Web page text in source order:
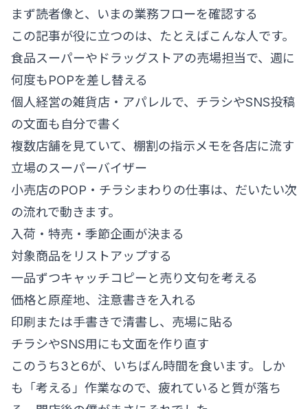
まず読者像と、いまの業務フローを確認する
この記事が役に立つのは、たとえばこんな人です。
食品スーパーやドラッグストアの売場担当で、週に
何度もPOPを差し替える
個人経営の雑貨店・アパレルで、チラシやSNS投稿
の文面も自分で書く
複数店舗を見ていて、棚割の指示メモを各店に流す
立場のスーパーバイザー
小売店のPOP・チラシまわりの仕事は、だいたい次
の流れで動きます。
入荷・特売・季節企画が決まる
対象商品をリストアップする
一品ずつキャッチコピーと売り文句を考える
価格と原産地、注意書きを入れる
印刷または手書きで清書し、売場に貼る
チラシやSNS用にも文面を作り直す
このうち3と6が、いちばん時間を食います。しか
も「考える」作業なので、疲れていると質が落ち